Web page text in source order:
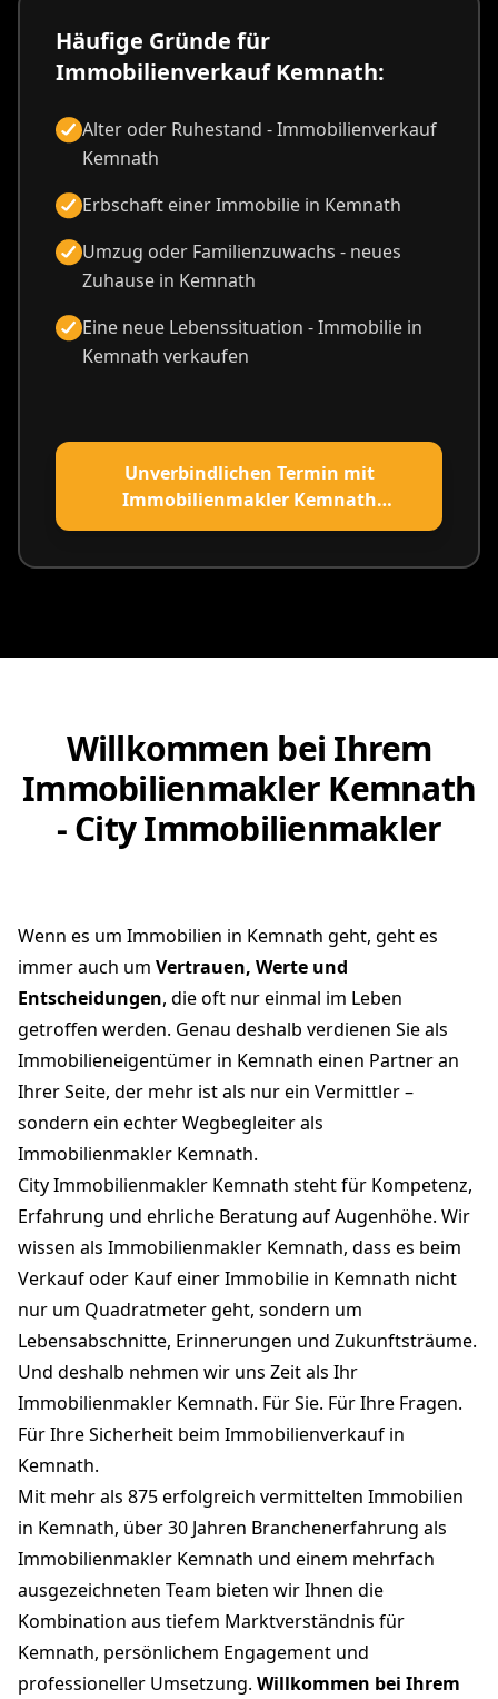
Häufige Gründe für
Immobilienverkauf Kemnath:
Alter oder Ruhestand - Immobilienverkauf
Kemnath
Erbschaft einer Immobilie in Kemnath
Umzug oder Familienzuwachs - neues
Zuhause in Kemnath
Eine neue Lebenssituation - Immobilie in
Kemnath verkaufen
Unverbindlichen Termin mit
Immobilienmakler Kemnath
vereinbaren
Willkommen bei Ihrem
Immobilienmakler Kemnath
- City Immobilienmakler
Wenn es um Immobilien in Kemnath geht, geht es
immer auch um Vertrauen, Werte und
Entscheidungen, die oft nur einmal im Leben
getroffen werden. Genau deshalb verdienen Sie als
Immobilieneigentümer in Kemnath einen Partner an
Ihrer Seite, der mehr ist als nur ein Vermittler –
sondern ein echter Wegbegleiter als
Immobilienmakler Kemnath.
City Immobilienmakler Kemnath steht für Kompetenz,
Erfahrung und ehrliche Beratung auf Augenhöhe. Wir
wissen als Immobilienmakler Kemnath, dass es beim
Verkauf oder Kauf einer Immobilie in Kemnath nicht
nur um Quadratmeter geht, sondern um
Lebensabschnitte, Erinnerungen und Zukunftsträume.
Und deshalb nehmen wir uns Zeit als Ihr
Immobilienmakler Kemnath. Für Sie. Für Ihre Fragen.
Für Ihre Sicherheit beim Immobilienverkauf in
Kemnath.
Mit mehr als 875 erfolgreich vermittelten Immobilien
in Kemnath, über 30 Jahren Branchenerfahrung als
Immobilienmakler Kemnath und einem mehrfach
ausgezeichneten Team bieten wir Ihnen die
Kombination aus tiefem Marktverständnis für
Kemnath, persönlichem Engagement und
professioneller Umsetzung. Willkommen bei Ihrem